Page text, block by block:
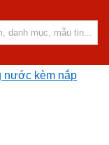
nước kèm nắp